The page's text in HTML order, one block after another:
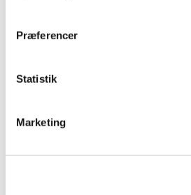
Præferencer
Statistik
Marketing
enestående muligheder for at